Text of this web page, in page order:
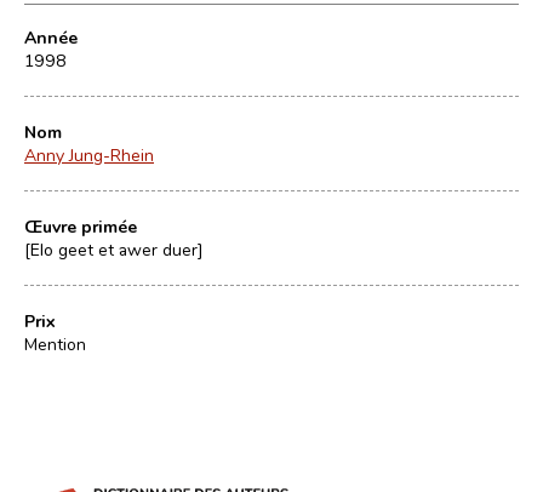
Année
1998
Nom
Anny Jung-Rhein
Œuvre primée
[Elo geet et awer duer]
Prix
Mention